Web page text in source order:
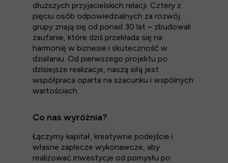
dłuższych przyjacielskich relacji. Cztery z
pięciu osób odpowiedzialnych za rozwój
grupy znają się od ponad 30 lat – zbudowali
zaufanie, które dziś przekłada się na
harmonię w biznesie i skuteczność w
działaniu. Od pierwszego projektu po
dzisiejsze realizacje, naszą siłą jest
współpraca oparta na szacunku i wspólnych
wartościach.
Co nas wyróżnia?
Łączymy kapitał, kreatywne podejście i
własne zaplecze wykonawcze, aby
realizować inwestycje od pomysłu po